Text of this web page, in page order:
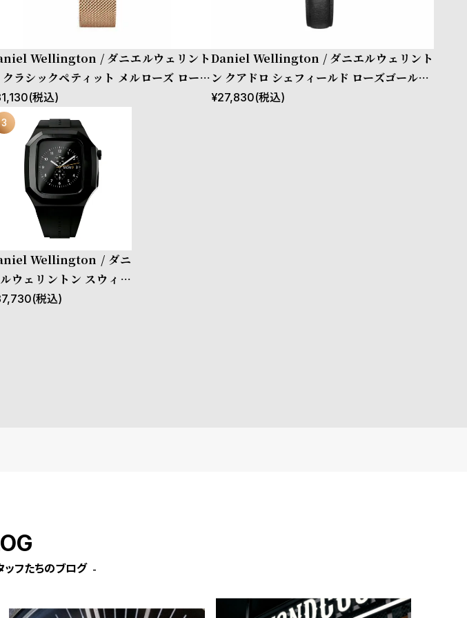
Wellington / ダニエルウェリント
クラシックペティット メルローズ ローズ
ルド 32mm
(税込)
Daniel Wellington / ダニエルウェリント
ン クアドロ シェフィールド ローズゴールド/
ホワイト 20mm
¥27,830(税込)
Wellington / ダニ
ウェリントン スウィッ
40mm Apple watch ア
(税込)
ッフたちのブログ